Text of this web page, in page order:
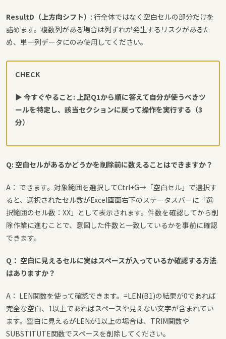
ResultD（上方向シフト） : 行全体ではなく空白セルの部分だけを
詰めます。複数列がある場合は列ずれが発生するリスクがあるた
め、単一列データにのみ使用してください。
CHECK
▶ 今すぐやること: 上記Q1から順に答えて自分が使うべきツ
ールを特定し、該当セクションに戻って操作を実行する（3
分）
Q: 空白セルがあるかどうかを削除前に数えることはできますか？
A： できます。対象範囲を選択してCtrl+G→「空白セル」で選択す
ると、選択されたセル数がExcel画面右下のステータスバーに「選
択範囲のセル数：XX」として表示されます。件数を確認してから削
除作業に進むことで、意図した件数と一致しているかを事前に確認
できます。
Q： 空白に見えるセルに実はスペースが入っているか確認する方法
はありますか？
A： LEN関数を使って確認できます。 =LEN(B1)の結果が0であれば
完全な空白、1以上であればスペースや見えない文字が含まれてい
ます。空白に見えるがLENが1以上の場合は、TRIM関数や
SUBSTITUTE関数でスペースを削除してください。